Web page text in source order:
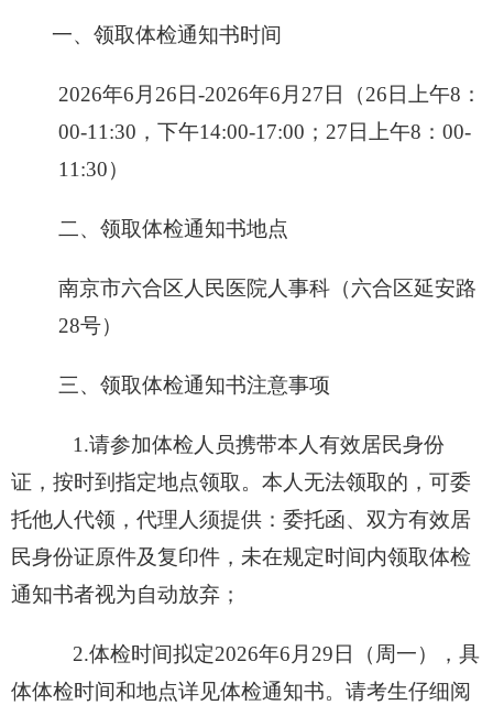
一、 领取体检通知书时间
2026年6月 26 日-2026年6月 27 日（26 日上午8 ：
00-11:30 ， 下午14:00-17:00 ； 27 日上午8 ： 00-
11:30）
二、领取体检通知书地点
南京市六合区人民医院人事科 （六合区延安路
28号）
三、 领取体检通知书注意事项
1.请参加体检人员携带本人有效居民身份
证，按时到指定地点领取。本人无法领取的，可委
托他人代领，代理人须提供：委托函、双方有效居
民身份证原件及复印件，未在规定时间内领取体检
通知书者视为自动放弃；
2.体检时间拟定2026年6月 29 日（周一），具
体体检时间和地点详见体检通知书。请考生仔细阅